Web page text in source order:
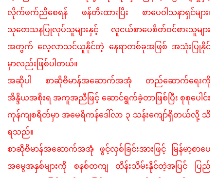
လိုက်ဖက်ညီစေရန် ဖန်တီးထားပြီး စာပေဝါသနာရှင်များ၊
သုတေသနပြုလုပ်သူများနှင့် လူငယ်စာပေစိတ်ဝင်စားသူများ
အတွက် လေ့လာသင်ယူနိုင်တဲ့ နေရာတစ်ခုအဖြစ် အသုံးပြုနိုင်
မှာလည်းဖြစ်ပါတယ်။
အဆိုပါ စာဆိုဗိမာန်အဆောက်အအုံ တည်ဆောက်ရေးကို
အိန္ဒိယအစိုးရ အကူအညီဖြင့် ဆောင်ရွက်ခဲ့တာဖြစ်ပြီး စုစုပေါင်း
ကုန်ကျစရိတ်မှာ အမေရိကန်ဒေါ်လာ ၃ သန်းကျော်ရှိတယ်လို့ သိ
ရသည်။
စာဆိုဗိမာန်အဆောက်အအုံ ဖွင့်လှစ်ခြင်းအားဖြင့် မြန်မာ့စာပေ
အမွေအနှစ်များကို စနစ်တကျ ထိန်းသိမ်းနိုင်တဲ့အပြင် ပြည်